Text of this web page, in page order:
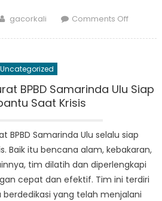
Author
gacorkali Comments Offon
Sungai
Kunjang
Uncategorized
BPBD Samarinda Ulu Siap
Saat Krisis
BPBD Samarinda Ulu selalu siap
Baik itu bencana alam, kebakaran,
tim dilatih dan diperlengkapi
cepat dan efektif. Tim ini terdiri
yang telah menjalani